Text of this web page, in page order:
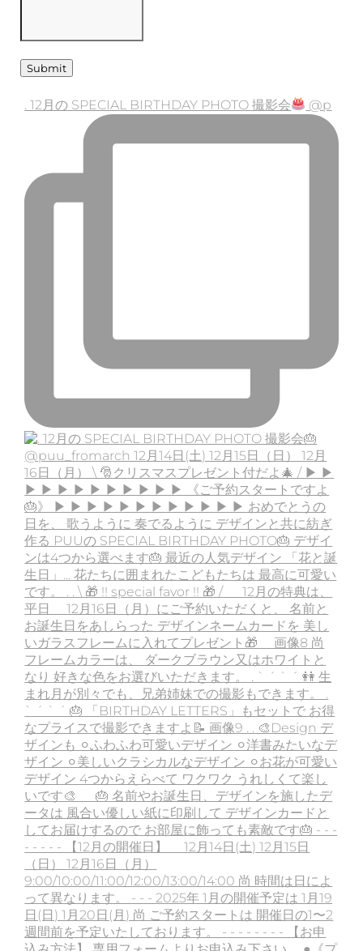
. 12月の SPECIAL BIRTHDAY PHOTO 撮影会 @p